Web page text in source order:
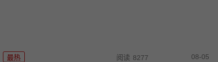
最热 阅读 8277 08-05